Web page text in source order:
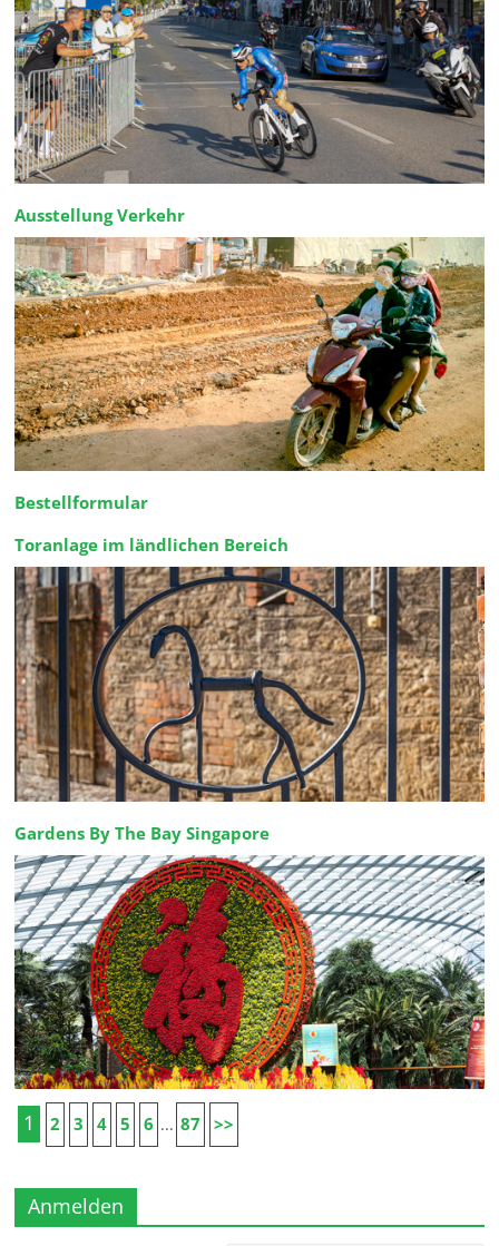
Ausstellung Verkehr
Bestellformular
Toranlage im ländlichen Bereich
Gardens By The Bay Singapore
1 2 3 4 5 6 ... 87 >>
Anmelden